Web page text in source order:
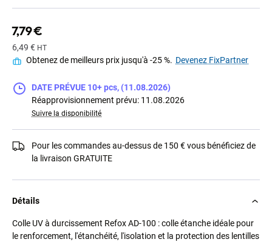
7,79 €
6,49 € HT
Obtenez de meilleurs prix jusqu'à -25 %. Devenez FixPartner
DATE PRÉVUE 10+ pcs, (11.08.2026)
Réapprovisionnement prévu: 11.08.2026
Suivre la disponibilité
Pour les commandes au-dessus de 150 € vous bénéficiez de
la livraison GRATUITE
Détails
Colle UV à durcissement Refox AD-100 : colle étanche idéale pour
le renforcement, l'étanchéité, l'isolation et la protection des lentilles